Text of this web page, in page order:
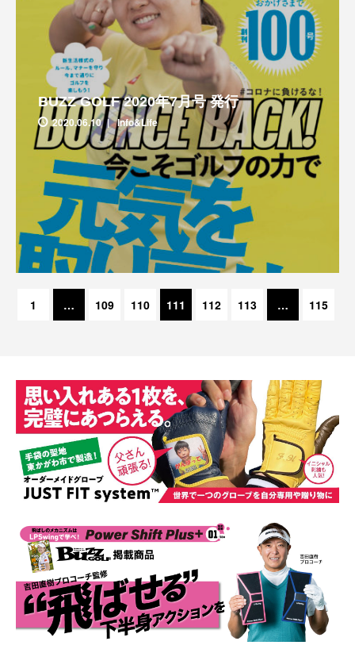
BUZZ GOLF 2020年7月号 発行
2020.06.10 Info&Life
1 … 109 110 111 112 113 … 115